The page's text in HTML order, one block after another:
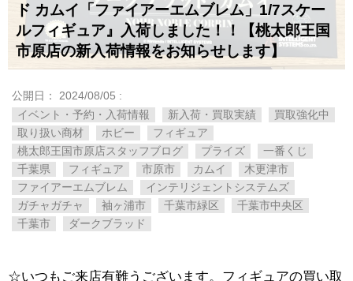
ド カムイ「ファイアーエムブレム」1/7スケー
ルフィギュア』入荷しました！！【桃太郎王国
市原店の新入荷情報をお知らせします】
公開日： 2024/08/05 :
イベント・予約・入荷情報
新入荷・買取実績
買取強化中
取り扱い商材
ホビー
フィギュア
桃太郎王国市原店スタッフブログ
プライズ
一番くじ
千葉県
フィギュア 市原市 カムイ
木更津市
ファイアーエムブレム
インテリジェントシステムズ
ガチャガチャ
袖ヶ浦市 千葉市緑区
千葉市中央区
千葉市
ダークブラッド
☆いつもご来店有難うございます。フィギュアの買い取